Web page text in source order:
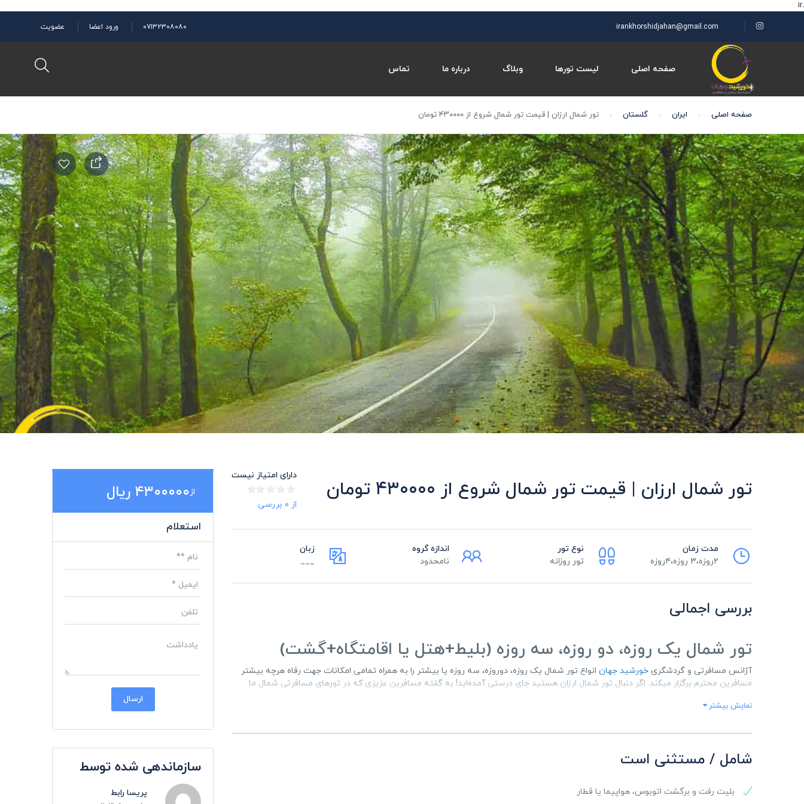
.ir
irankhorshidjahan@gmail.com ۰۷۱۳۲۳۰۸۰۸۰ ورود اعضا عضویت
صفحه اصلی لیست تورها وبلاگ درباره ما تماس
صفحه اصلی ایران گلستان تور شمال ارزان | قیمت تور شمال شروع از ۴۳۰۰۰۰ تومان
تور شمال ارزان | قیمت تور شمال شروع از ۴۳۰۰۰۰ تومان
دارای امتیاز نیست
از ۰ بررسی
مدت زمان
۲روزه،۳ روزه،۴روزه
نوع تور
تور روزانه
اندازه گروه
نامحدود
زبان
___
بررسی اجمالی
تور شمال یک روزه، دو روزه، سه روزه (بلیط+هتل یا اقامتگاه+گشت)
آژانس مسافرتی و گردشگری خورشید جهان انواع تور شمال یک روزه، دوروزه، سه روزه یا بیشتر را به همراه تمامی امکانات جهت رفاه هرچه بیشتر
مسافرین محترم برگزار میکند. اگر دنبال تور شمال ارزان هستید جای درستی آمده‌اید! به گفته مسافرین عزیزی که در تورهای مسافرتی شمال ما
در مورد تورهای مسافرتی شمال سوالی دارید؟ با شماره
نمایش بیشتر
شامل / مستثنی است
بلیت رفت و برگشت اتوبوس، هواپیما یا قطار
از۴۳۰۰۰۰۰ ریال
استعلام
سازماندهی شده توسط
پریسا رابط